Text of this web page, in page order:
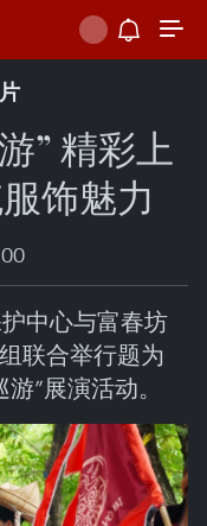
” 精彩上
饰魅力
中心与富春坊
联合举行题为
”展演活动。